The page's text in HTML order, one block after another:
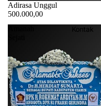
Kontak
Adirasa Unggul
500.000,00